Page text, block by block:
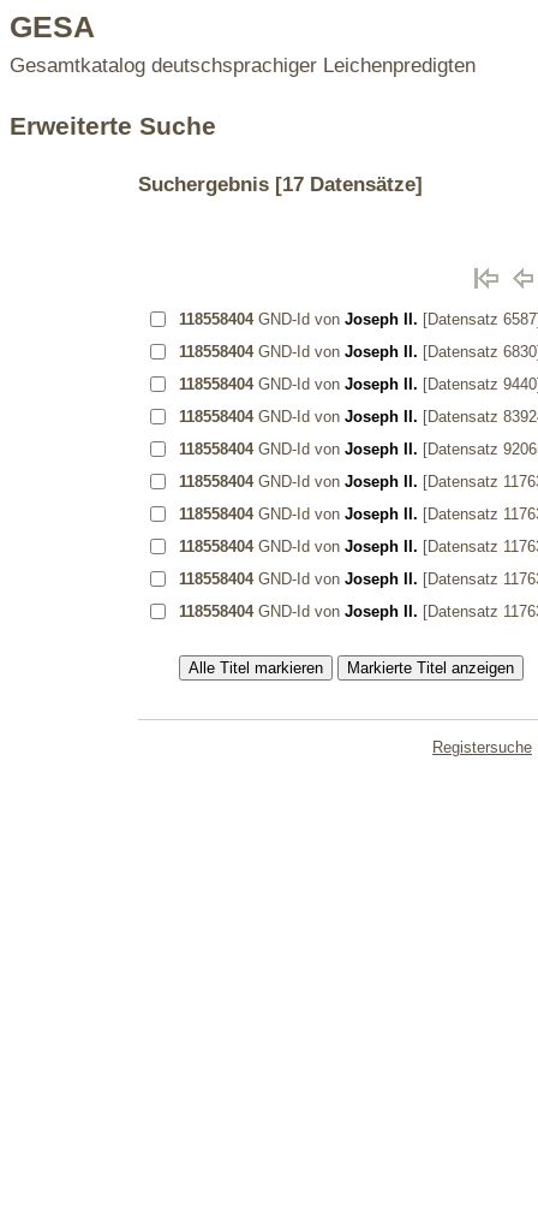
GESA
Gesamtkatalog deutschsprachiger Leichenpredigten
Erweiterte Suche
Suchergebnis[17 Datensätze]
118558404GND-Id von Joseph II. [Datensatz
118558404GND-Id von Joseph II. [Datensatz
118558404GND-Id von Joseph II. [Datensatz
118558404GND-Id von Joseph II. [Datensatz
118558404GND-Id von Joseph II. [Datensatz
118558404GND-Id von Joseph II. [Datensatz
118558404GND-Id von Joseph II. [Datensatz
118558404GND-Id von Joseph II. [Datensatz
118558404GND-Id von Joseph II. [Datensatz
118558404GND-Id von Joseph II. [Datensatz
Registersuche